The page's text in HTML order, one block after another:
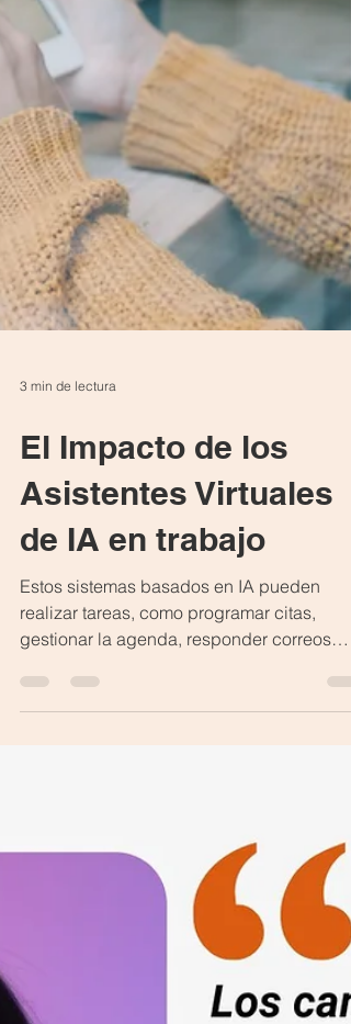
El Impacto de los
Asistentes Virtuales
de IA en trabajo
Estos sistemas basados en IA pueden
realizar tareas, como programar citas,
gestionar la agenda, responder correos
personalizadas.